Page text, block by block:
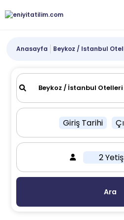
Anasayfa Beykoz / Istanbul
Giriş Tarihi
2
Ara